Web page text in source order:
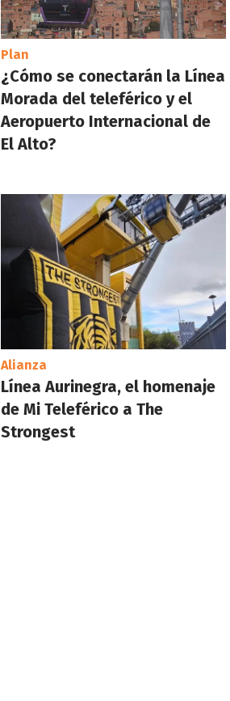
Plan
¿Cómo se conectarán la Línea
Morada del teleférico y el
Aeropuerto Internacional de
El Alto?
Alianza
Línea Aurinegra, el homenaje
de Mi Teleférico a The
Strongest